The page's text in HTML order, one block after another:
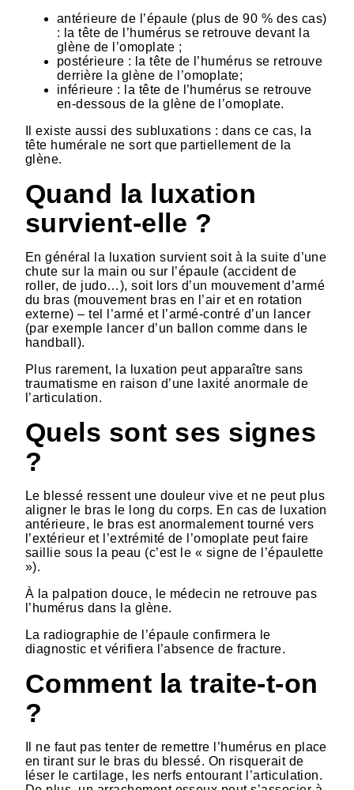
antérieure de l’épaule (plus de 90 % des cas)
: la tête de l’humérus se retrouve devant la
glène de l’omoplate ;
postérieure : la tête de l’humérus se retrouve
derrière la glène de l’omoplate;
inférieure : la tête de l’humérus se retrouve
en-dessous de la glène de l’omoplate.
Il existe aussi des subluxations : dans ce cas, la
tête humérale ne sort que partiellement de la
glène.
Quand la luxation
survient-elle ?
En général la luxation survient soit à la suite d’une
chute sur la main ou sur l’épaule (accident de
roller, de judo…), soit lors d’un mouvement d’armé
du bras (mouvement bras en l’air et en rotation
externe) – tel l’armé et l’armé-contré d’un lancer
(par exemple lancer d’un ballon comme dans le
handball).
Plus rarement, la luxation peut apparaître sans
traumatisme en raison d’une laxité anormale de
l’articulation.
Quels sont ses signes
?
Le blessé ressent une douleur vive et ne peut plus
aligner le bras le long du corps. En cas de luxation
antérieure, le bras est anormalement tourné vers
l’extérieur et l’extrémité de l’omoplate peut faire
saillie sous la peau (c’est le « signe de l’épaulette
»).
À la palpation douce, le médecin ne retrouve pas
l’humérus dans la glène.
La radiographie de l’épaule confirmera le
diagnostic et vérifiera l’absence de fracture.
Comment la traite-t-on
?
Il ne faut pas tenter de remettre l’humérus en place
en tirant sur le bras du blessé. On risquerait de
léser le cartilage, les nerfs entourant l’articulation.